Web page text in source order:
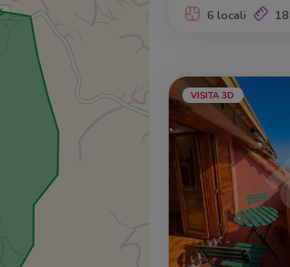
6 locali
VISITA 3D